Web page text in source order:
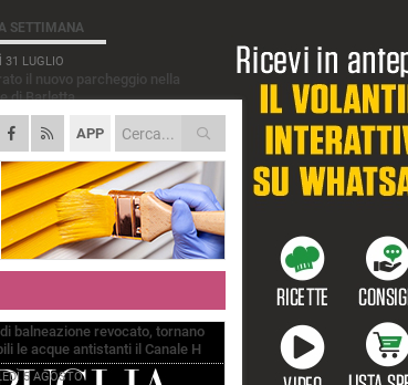
APP
SETTIMANA
31 LUGLIO
il nuovo parcheggio nella
di Barletta
5 AGOSTO
Gioacchino Dagnello:
barlettano investito all'alba a Trani
LUGLIO
di Barletta: nel mirino la
banditi in fuga
2 AGOSTO
alla mafia. Nasce il servizio
31 LUGLIO
balneazione revocato, tornano
le acque antistanti il Canale H
5 AGOSTO